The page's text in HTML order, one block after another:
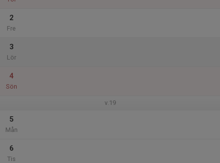
2
Fre
3
Lör
4
Sön
v.19
5
Mån
6
Tis